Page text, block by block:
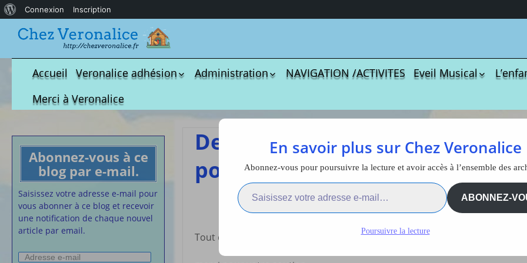
Accueil
Veronalice adhésion
Qui est-elle ?
Adhésion demandes
Administration
S.M.I.C et Cotisations
Affiches pour book
Convention
Lettres Types
Projet d’accueil
calendrier des
Vaccination
Cartes de visites
nounou
NAVIGATION /ACTIVITES
Eveil Musical
Comptines à gestes
Tablatures Musiques
Tablatures Ukulélé
La
Le
La
Les
Merci à Veronalice
Abonnez-vous à ce
blog par e-mail.
Saisissez votre adresse e-mail pour
vous abonner à ce blog et recevoir
une notification de chaque nouvel
article par email.
Adresse
Des petits changements
pour 2019
Des petits changements
Tout d’abord meilleurs vœux à toutes et tous qui me suivez depuis autant
En savoir plus sur Chez Veronalice
Abonnez-vous pour poursuivre la lecture et avoir accès à l’ensemble des
Saisissez votre adresse e-mail…
ABONNEZ-
Poursuivre la lecture
propos
Connexion Inscription